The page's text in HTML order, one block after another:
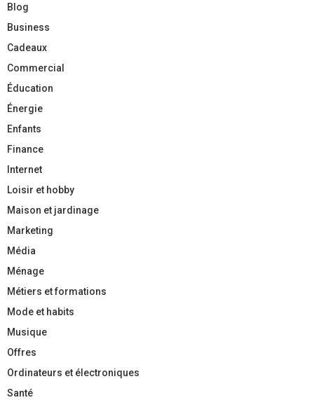
Blog
Business
Cadeaux
Commercial
Éducation
Énergie
Enfants
Finance
Internet
Loisir et hobby
Maison et jardinage
Marketing
Média
Ménage
Métiers et formations
Mode et habits
Musique
Offres
Ordinateurs et électroniques
Santé